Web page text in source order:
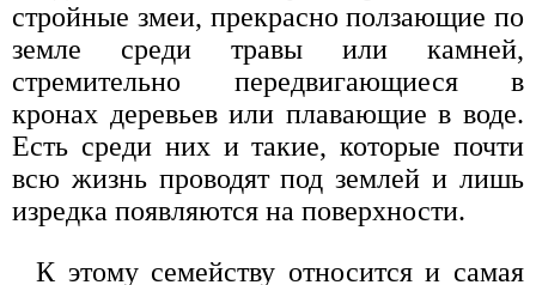
стройные змеи, прекрасно ползающие по
земле среди травы или камней,
стремительно передвигающиеся в
кронах деревьев или плавающие в воде.
Есть среди них и такие, которые почти
всю жизнь проводят под землей и лишь
изредка появляются на поверхности.
К этому семейству относится и самая